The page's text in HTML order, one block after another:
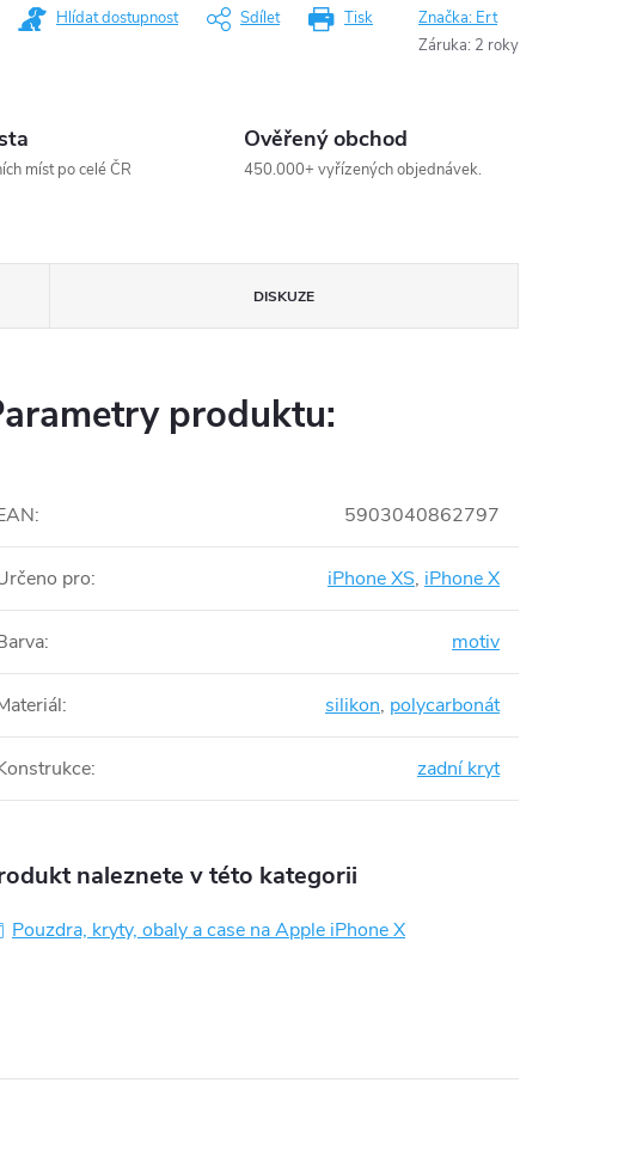
Tisk
Hlídat dostupnost Sdílet Značka: Ert
Záruka: 2 roky
míst po celé ČR
Ověřený obchod
450.000+ vyřízených objednávek.
DISKUZE
produktu:
: 5903040862797
pro: iPhone XS, iPhone X
: motiv
: silikon, polycarbonát
: zadní kryt
naleznete v této kategorii
Pouzdra, kryty, obaly a case na Apple iPhone X